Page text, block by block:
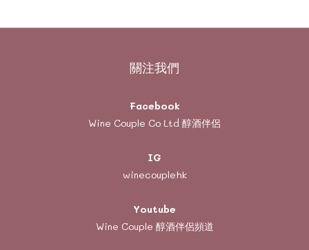
關注我們
Facebook
Wine Couple Co Ltd 醇酒伴侶
IG
winecouplehk
Youtube
Wine Couple 醇酒伴侶頻道